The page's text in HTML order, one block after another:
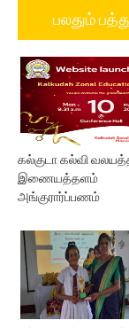
பலதும்
கல்குடா கல்வி
இணையத்தளம்
அங்குரார்ப்பணம்